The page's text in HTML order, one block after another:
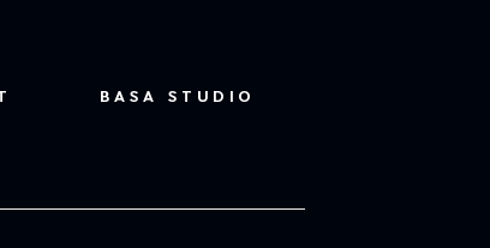
BASA STUDIO